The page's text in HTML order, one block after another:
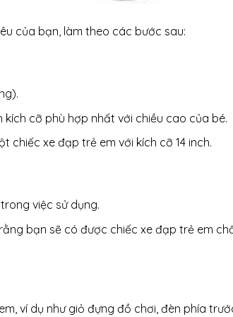
của bạn, làm theo các bước sau:
cỡ phù hợp nhất với chiều cao của bé.
chiếc xe đạp trẻ em với kích cỡ 14 inch.
việc sử dụng.
bạn sẽ có được chiếc xe đạp trẻ em
ví dụ như giỏ đựng đồ chơi, đèn phía